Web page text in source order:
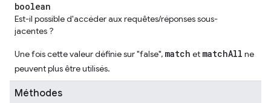
boolean
Est-il possible d'accéder aux requêtes/réponses sous-
jacentes ?
Une fois cette valeur définie sur "false", match et matchAll ne
peuvent plus être utilisés.
Méthodes